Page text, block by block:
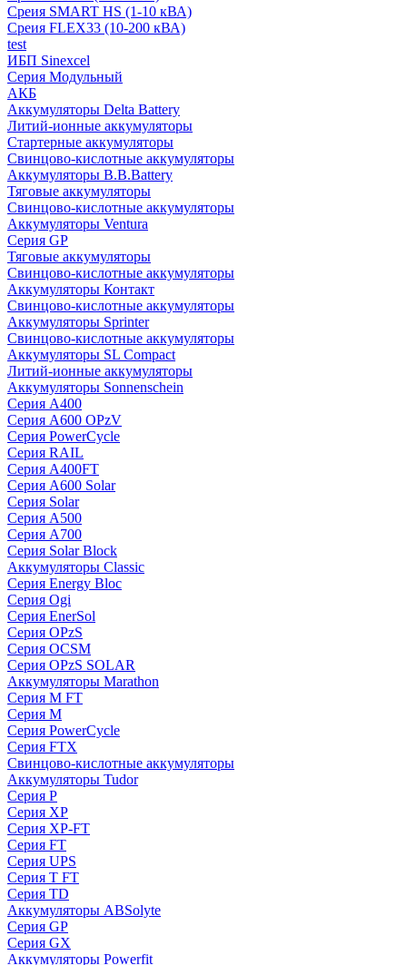
Среия SMART HS (1-10 кВА)
Среия FLEX33 (10-200 кВА)
test
ИБП Sinexcel
Серия Модульный
АКБ
Аккумуляторы Delta Battery
Литий-ионные аккумуляторы
Стартерные аккумуляторы
Свинцово-кислотные аккумуляторы
Аккумуляторы B.B.Battery
Тяговые аккумуляторы
Свинцово-кислотные аккумуляторы
Аккумуляторы Ventura
Серия GP
Тяговые аккумуляторы
Свинцово-кислотные аккумуляторы
Аккумуляторы Контакт
Свинцово-кислотные аккумуляторы
Аккумуляторы Sprinter
Свинцово-кислотные аккумуляторы
Аккумуляторы SL Compact
Литий-ионные аккумуляторы
Аккумуляторы Sonnenschein
Серия A400
Серия A600 OPzV
Серия PowerCycle
Серия RAIL
Серия A400FT
Серия A600 Solar
Серия Solar
Серия A500
Серия A700
Серия Solar Block
Аккумуляторы Classic
Серия Energy Bloc
Серия Ogi
Серия EnerSol
Серия OPzS
Серия OCSM
Серия OPzS SOLAR
Аккумуляторы Marathon
Серия M FT
Серия M
Серия PowerCycle
Серия FTX
Свинцово-кислотные аккумуляторы
Аккумуляторы Tudor
Серия P
Серия XP
Серия XP-FT
Серия FT
Серия UPS
Серия T FT
Серия TD
Аккумуляторы ABSolyte
Серия GP
Серия GX
Аккумуляторы Powerfit